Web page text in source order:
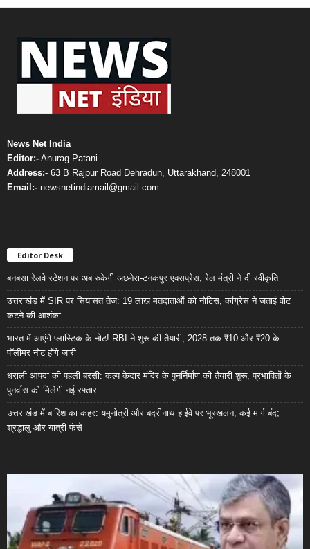
News Net India
Editor:- Anurag Patani
Address:- 63 B Rajpur Road Dehradun, Uttarakhand, 248001
Email:- newsnetindiamail@gmail.com
Editor Desk
बनबसा रेलवे स्टेशन पर अब रुकेगी अछनेरा-टनकपुर एक्सप्रेस, रेल मंत्री ने दी स्वीकृति
उत्तराखंड में SIR पर सियासत तेज: 19 लाख मतदाताओं को नोटिस, कांग्रेस ने जताई वोट
कटने की आशंका
भारत में आएंगे प्लास्टिक के नोट! RBI ने शुरू की तैयारी, 2028 तक ₹10 और ₹20 के
पॉलीमर नोट होंगे जारी
धराली आपदा की पहली बरसी: कल्प केदार मंदिर के पुनर्निर्माण की तैयारी शुरू, प्रभावितों के
पुनर्वास को मिलेगी नई रफ्तार
उत्तराखंड में बारिश का कहर: यमुनोत्री और बदरीनाथ हाईवे पर भूस्खलन, कई मार्ग बंद;
श्रद्धालु और यात्री फंसे